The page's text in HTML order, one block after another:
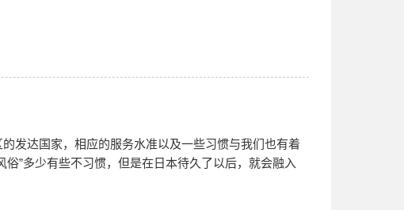
发达国家，相应的服务水准以及一些习惯与我们也有着
”多少有些不习惯，但是在日本待久了以后，就会融入